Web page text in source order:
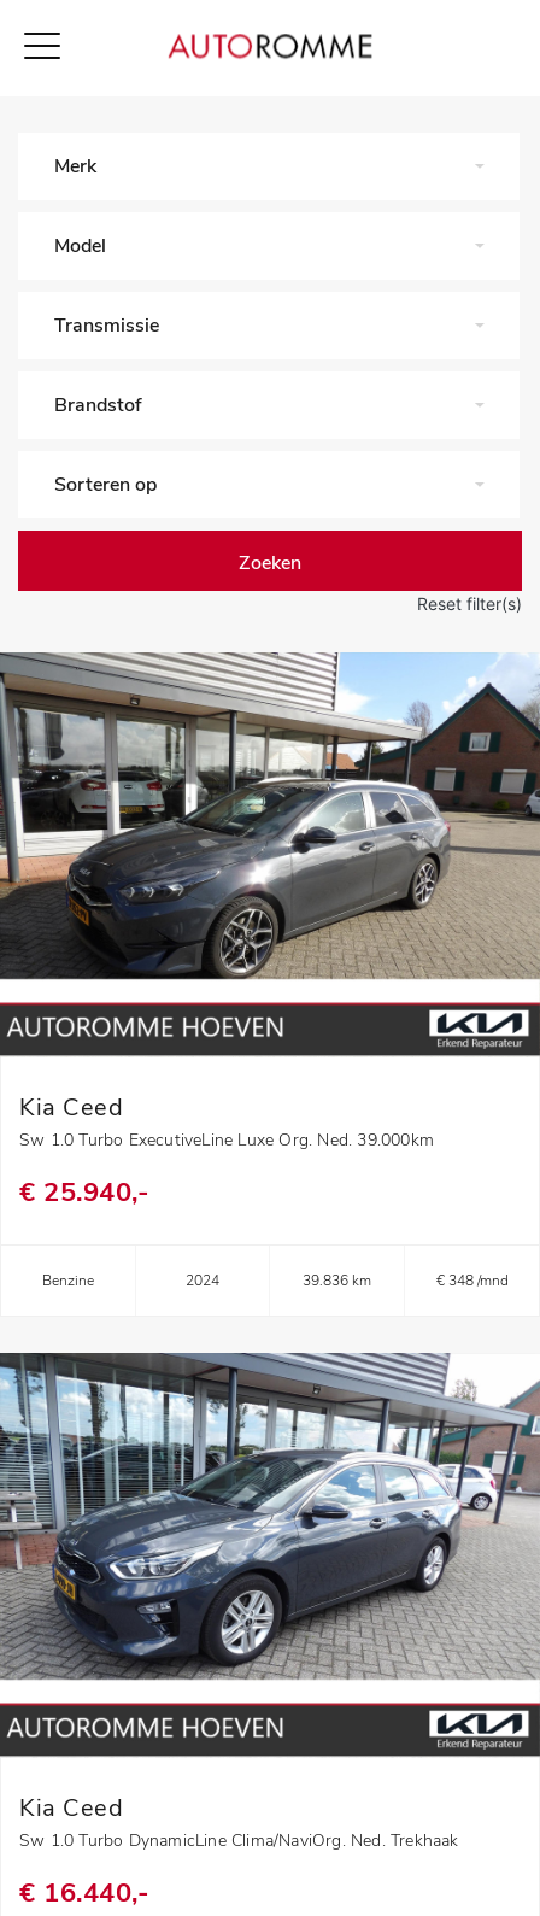
Zoeken
Reset filter(s)
Kia Ceed
Sw 1.0 Turbo ExecutiveLine Luxe Org. Ned. 39.000km
€ 25.940,-
Benzine 2024 39.836 km € 348 /mnd
Kia Ceed
Sw 1.0 Turbo DynamicLine Clima/NaviOrg. Ned. Trekhaak
€ 16.440,-